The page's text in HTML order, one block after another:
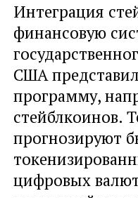
Интеграция
финансовую
США
программу,
стейблкоинов.
прогнозируют
цифровых